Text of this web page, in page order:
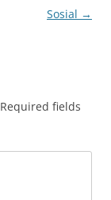
Sosial →
Required fields